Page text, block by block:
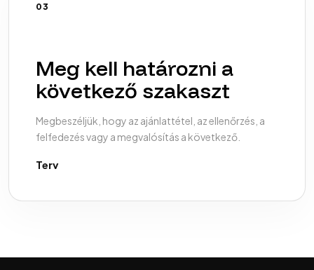
03
Meg kell határozni a
következő szakaszt
Megbeszéljük, hogy az ajánlattétel, az ellenőrzés, a
felfedezés vagy a megvalósítás a következő.
Terv